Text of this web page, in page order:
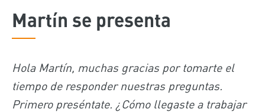
Martín se presenta
Hola Martín, muchas gracias por tomarte el
tiempo de responder nuestras preguntas.
Primero preséntate. ¿Cómo llegaste a trabajar